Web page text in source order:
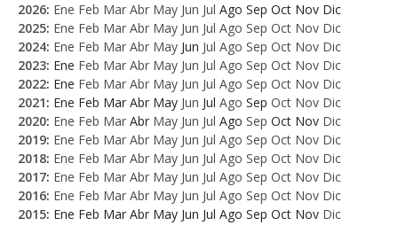
2026: Ene Feb Mar Abr May Jun Jul Ago Sep Oct Nov Dic
2025: Ene Feb Mar Abr May Jun Jul Ago Sep Oct Nov Dic
2024: Ene Feb Mar Abr May Jun Jul Ago Sep Oct Nov Dic
2023: Ene Feb Mar Abr May Jun Jul Ago Sep Oct Nov Dic
2022: Ene Feb Mar Abr May Jun Jul Ago Sep Oct Nov Dic
2021: Ene Feb Mar Abr May Jun Jul Ago Sep Oct Nov Dic
2020: Ene Feb Mar Abr May Jun Jul Ago Sep Oct Nov Dic
2019: Ene Feb Mar Abr May Jun Jul Ago Sep Oct Nov Dic
2018: Ene Feb Mar Abr May Jun Jul Ago Sep Oct Nov Dic
2017: Ene Feb Mar Abr May Jun Jul Ago Sep Oct Nov Dic
2016: Ene Feb Mar Abr May Jun Jul Ago Sep Oct Nov Dic
2015: Ene Feb Mar Abr May Jun Jul Ago Sep Oct Nov Dic